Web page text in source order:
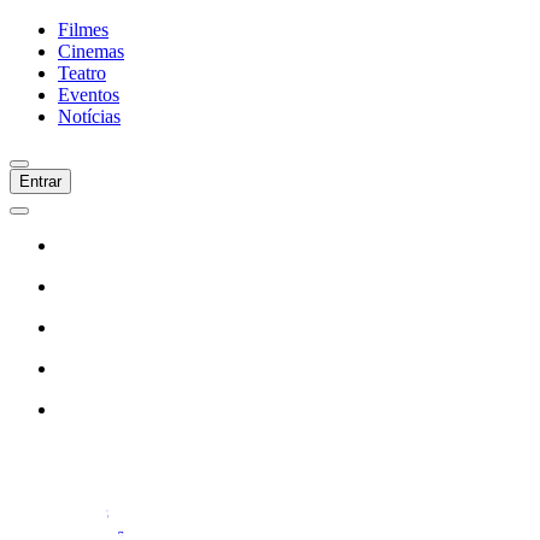
Filmes
Cinemas
Teatro
Eventos
Notícias
Entrar
Filmes
Cinemas